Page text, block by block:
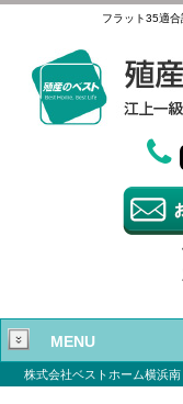
フラット35適
MENU
株式会社ベストホーム横浜